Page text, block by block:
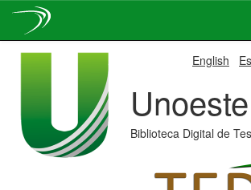
English
Unoeste
Biblioteca Digital de